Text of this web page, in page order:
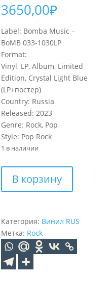
3650,00₽
Label: Bomba Music –
BoMB 033-1030LP
Format:
Vinyl, LP, Album, Limited
Edition, Crystal Light Blue
(LP+постер)
Country: Russia
Released: 2023
Genre: Rock, Pop
Style: Pop Rock
1 в наличии
товара
КУЗЬМИН
Смотри
На
Меня
Сегодня
(Crystal
В корзину
Категория: Винил RUS
Метка: Rock